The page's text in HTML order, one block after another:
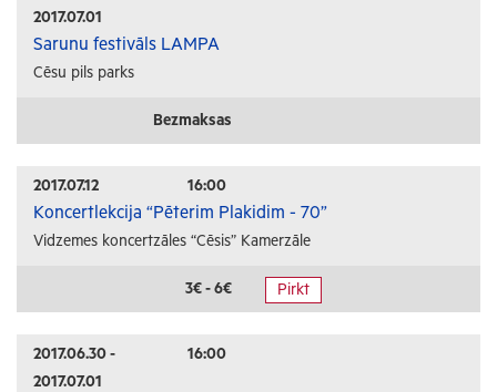
Interešu pasākumi
Ģimenēm ar bērniem
2017.07.01
Sarunu festivāls LAMPA
Cēsu pils parks
Bezmaksas
2017.07.12 16:00
Koncertlekcija “Pēterim Plakidim - 70”
Vidzemes koncertzāles “Cēsis” Kamerzāle
3€ - 6€ Pirkt
2017.06.30 -
2017.07.01
16:00